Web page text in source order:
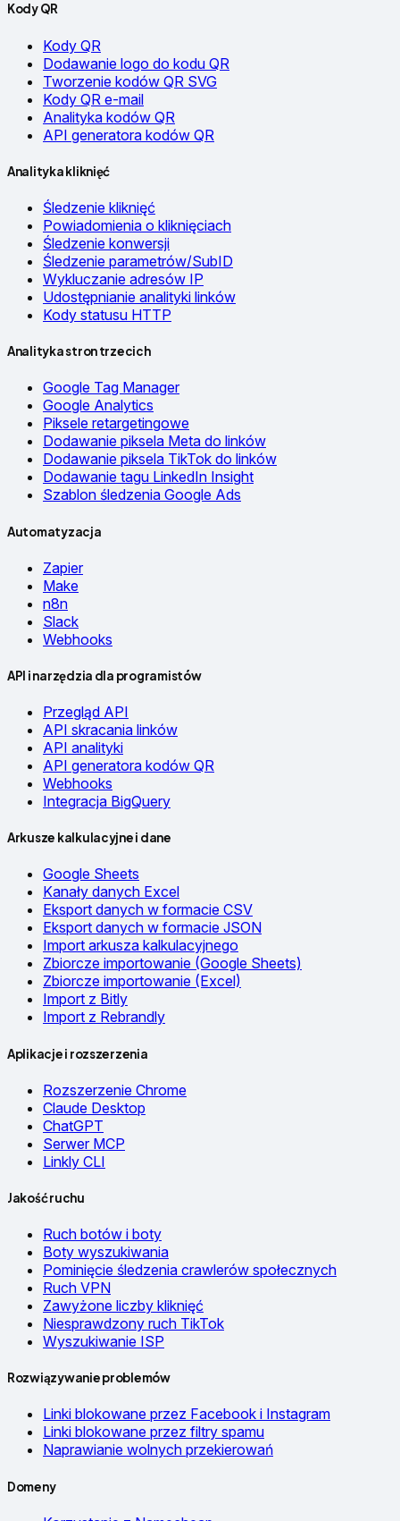
Kody QR
Kody QR
Dodawanie logo do kodu QR
Tworzenie kodów QR SVG
Kody QR e-mail
Analityka kodów QR
API generatora kodów QR
Analityka kliknięć
Śledzenie kliknięć
Powiadomienia o kliknięciach
Śledzenie konwersji
Śledzenie parametrów/SubID
Wykluczanie adresów IP
Udostępnianie analityki linków
Kody statusu HTTP
Analityka stron trzecich
Google Tag Manager
Google Analytics
Piksele retargetingowe
Dodawanie piksela Meta do linków
Dodawanie piksela TikTok do linków
Dodawanie tagu LinkedIn Insight
Szablon śledzenia Google Ads
Automatyzacja
Zapier
Make
n8n
Slack
Webhooks
API i narzędzia dla programistów
Przegląd API
API skracania linków
API analityki
API generatora kodów QR
Webhooks
Integracja BigQuery
Arkusze kalkulacyjne i dane
Google Sheets
Kanały danych Excel
Eksport danych w formacie CSV
Eksport danych w formacie JSON
Import arkusza kalkulacyjnego
Zbiorcze importowanie (Google Sheets)
Zbiorcze importowanie (Excel)
Import z Bitly
Import z Rebrandly
Aplikacje i rozszerzenia
Rozszerzenie Chrome
Claude Desktop
ChatGPT
Serwer MCP
Linkly CLI
Jakość ruchu
Ruch botów i boty
Boty wyszukiwania
Pominięcie śledzenia crawlerów społecznych
Ruch VPN
Zawyżone liczby kliknięć
Niesprawdzony ruch TikTok
Wyszukiwanie ISP
Rozwiązywanie problemów
Linki blokowane przez Facebook i Instagram
Linki blokowane przez filtry spamu
Naprawianie wolnych przekierowań
Domeny